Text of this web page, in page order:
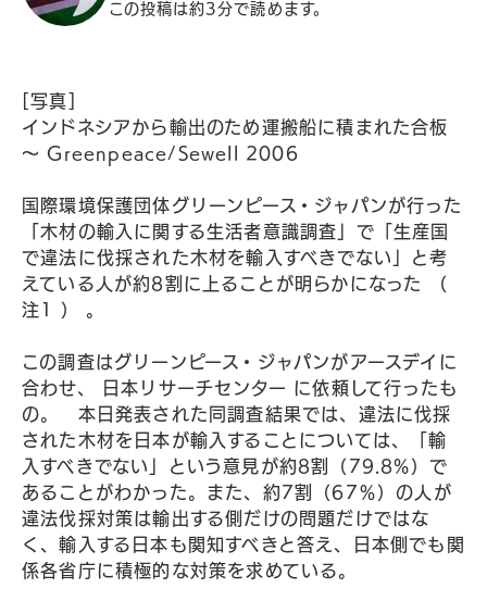
この投稿は約3分で読めます。
[写真]
インドネシアから輸出のため運搬船に積まれた合板
〜 Greenpeace/Sewell 2006
国際環境保護団体グリーンピース・ジャパンが行った
「木材の輸入に関する生活者意識調査」で「生産国
で違法に伐採された木材を輸入すべきでない」と考
えている人が約8割に上ることが明らかになった （
注1 ） 。
この調査はグリーンピース・ジャパンがアースデイに
合わせ、 日本リサーチセンター に依頼して行ったも
の。 本日発表された同調査結果では、違法に伐採
された木材を日本が輸入することについては、「輸
入すべきでない」という意見が約8割（79.8%）で
あることがわかった。また、約7割（67％）の人が
違法伐採対策は輸出する側だけの問題だけではな
く、輸入する日本も関知すべきと答え、日本側でも関
係各省庁に積極的な対策を求めている。